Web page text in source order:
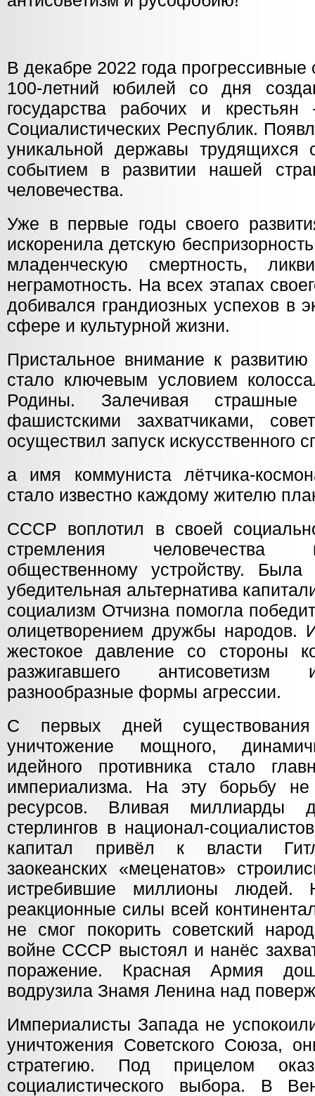
В декабре 2022 года
100-летний юбилей со дня
государства рабочих и
Социалистических Республик.
уникальной державы трудящихся
событием в развитии нашей
человечества.
Уже в первые годы своего
искоренила детскую
младенческую смертность,
неграмотность. На всех этапах
добивался грандиозных успехов в
сфере и культурной жизни.
Пристальное внимание к
стало ключевым условием
Родины. Залечивая
фашистскими захватчиками,
осуществил запуск искусственного
а имя коммуниста лётчика-
стало известно каждому жителю
СССР воплотил в своей
стремления человечества
общественному устройству.
убедительная альтернатива
социализм Отчизна помогла
олицетворением дружбы
жестокое давление со стороны
разжигавшего антисоветизм
разнообразные формы агрессии.
С первых дней
уничтожение мощного,
идейного противника стало
империализма. На эту борьбу
ресурсов. Вливая миллиарды
стерлингов в национал-
капитал привёл к власти
заокеанских «меценатов»
истребившие миллионы людей.
реакционные силы всей
не смог покорить советский
войне СССР выстоял и нанёс
поражение. Красная Армия
водрузила Знамя Ленина над
Империалисты Запада не
уничтожения Советского Союза,
стратегию. Под прицелом
социалистического выбора. В